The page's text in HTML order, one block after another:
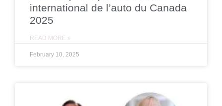
international de l’auto du Canada
2025
READ MORE »
February 10, 2025